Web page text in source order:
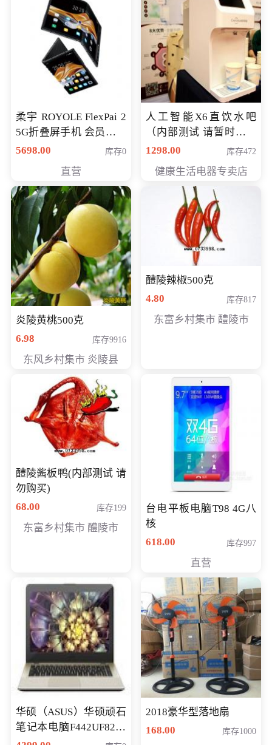
柔宇 ROYOLE FlexPai 2
5G折叠屏手机 会员专享
购买价格 4998元
5698.00 库存0
直营
人工智能X6直饮水吧
（内部测试 请暂时不要
购买）
1298.00 库存472
健康生活电器专卖店
炎陵黄桃500克
6.98
库存9916
东风乡村集市 炎陵县
醴陵辣椒500克
4.80
库存817
东富乡村集市 醴陵市
醴陵酱板鸭(内部测试 请
勿购买)
68.00
库存199
东富乡村集市 醴陵市
台电平板电脑T98 4G八
核
618.00
库存997
直营
华硕（ASUS）华硕顽石
笔记本电脑F442UF8250
八代独显轻薄办公商务
2018豪华型落地扇
168.00
库存1000